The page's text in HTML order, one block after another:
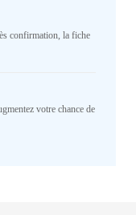
confirmation, la fiche
votre chance de